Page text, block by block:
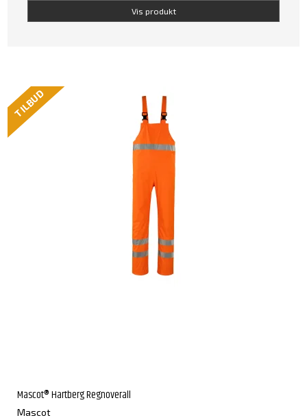
Vis produkt
TILBUD
Mascot® Hartberg Regnoverall
Mascot